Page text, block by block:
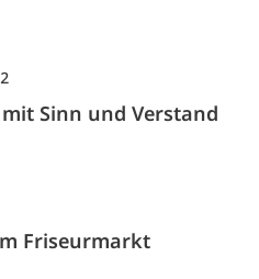
Sinn und Verstand
Friseurmarkt